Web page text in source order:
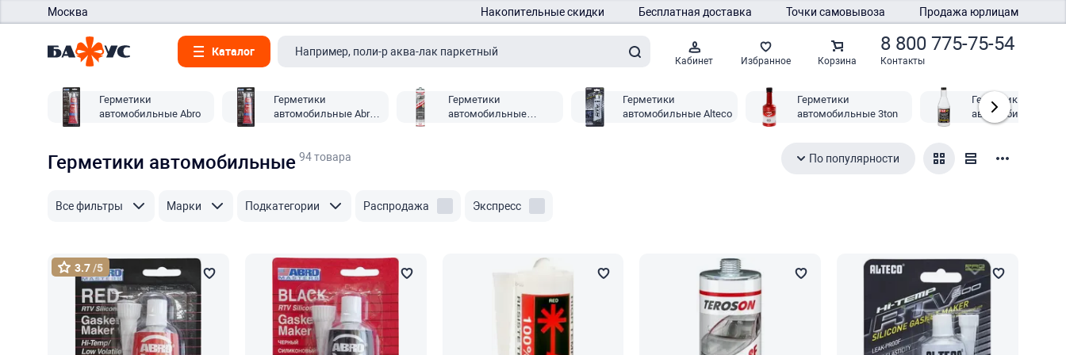
Москва Накопительные скидки Бесплатная доставка Точки самовывоза Продажа юрлицам
Каталог
Кабинет Избранное Корзина
8 800 775-75-54
Контакты
Герметики
автомобильные Abro
Герметики
автомобильные Abro
Герметики
автомобильные
Герметики
автомобильные Alteco
Герметики
автомобильные 3ton
Герметики
автомобильные
Герметики автомобильные94 товара По популярности
Все фильтры Марки Подкатегории Распродажа Экспресс
3.7/5